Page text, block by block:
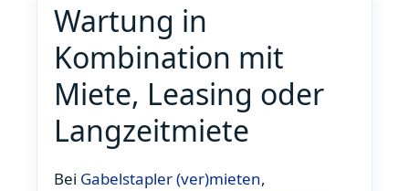
Wartung in
Kombination mit
Miete, Leasing oder
Langzeitmiete
Bei Gabelstapler (ver)mieten,